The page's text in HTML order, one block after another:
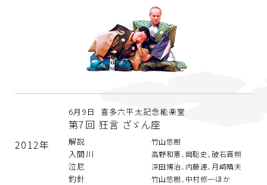
2012年
6月9日 喜多六平太記念能楽堂
第7回 狂言 ざゞん座
解説 竹山悠樹
入間川 高野和憲、岡聡史、破石晋照
泣尼 深田博治、内藤連、月崎晴夫
釣針 竹山悠樹、中村修一ほか